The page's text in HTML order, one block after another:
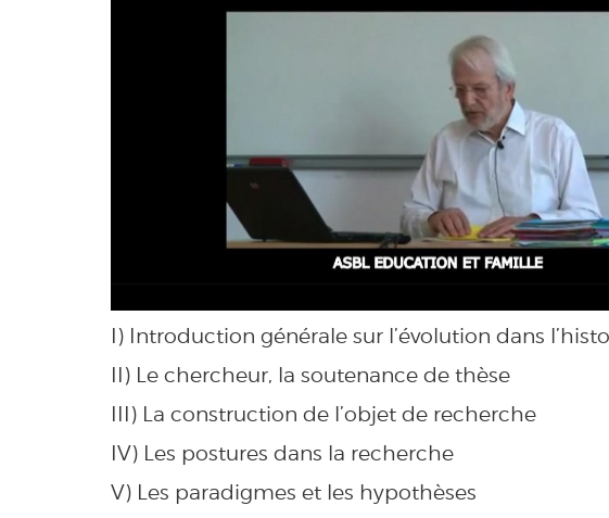
I) Introduction générale sur l’évolution dans
II) Le chercheur, la soutenance de thèse
III) La construction de l’objet de recherche
IV) Les postures dans la recherche
V) Les paradigmes et les hypothèses